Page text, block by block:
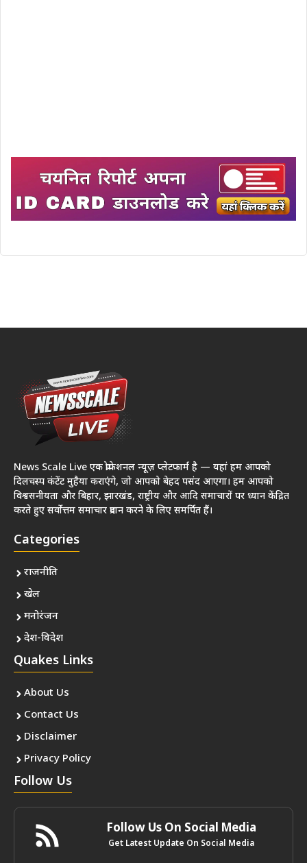
News Scale Live एक प्रोफेशनल न्यूज़ प्लेटफार्म है — यहां हम आपको
दिलचस्प कंटेंट मुहैया कराएंगे, जो आपको बेहद पसंद आएगा। हम आपको
विश्वसनीयता और बिहार, झारखंड, राष्ट्रीय और आदि समाचारों पर ध्यान केंद्रित
करते हुए सर्वोत्तम समाचार प्रदान करने के लिए समर्पित हैं।
Categories
राजनीति
खेल
मनोरंजन
देश-विदेश
Quakes Links
About Us
Contact Us
Disclaimer
Privacy Policy
Follow Us
Follow Us On Social Media
Get Latest Update On Social Media